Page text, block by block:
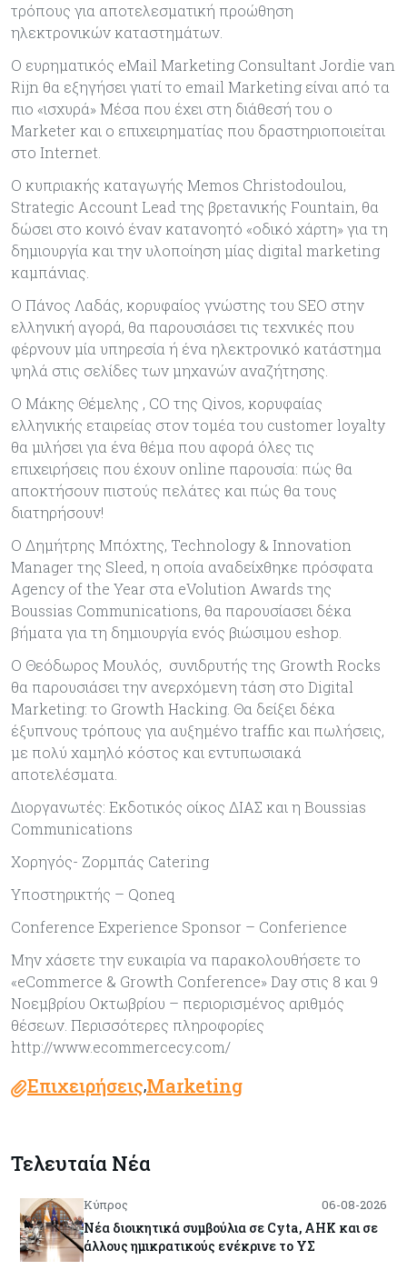
τρόπους για αποτελεσματική προώθηση
ηλεκτρονικών καταστημάτων.
Ο ευρηματικός eMail Marketing Consultant Jordie van
Rijn θα εξηγήσει γιατί το email Marketing είναι από τα
πιο «ισχυρά» Μέσα που έχει στη διάθεσή του ο
Marketer και ο επιχειρηματίας που δραστηριοποιείται
στο Internet.
Ο κυπριακής καταγωγής Memos Christodoulou,
Strategic Account Lead της βρετανικής Fountain, θα
δώσει στο κοινό έναν κατανοητό «οδικό χάρτη» για τη
δημιουργία και την υλοποίηση μίας digital marketing
καμπάνιας.
Ο Πάνος Λαδάς, κορυφαίος γνώστης του SEO στην
ελληνική αγορά, θα παρουσιάσει τις τεχνικές που
φέρνουν μία υπηρεσία ή ένα ηλεκτρονικό κατάστημα
ψηλά στις σελίδες των μηχανών αναζήτησης.
Ο Μάκης Θέμελης , CO της Qivos, κορυφαίας
ελληνικής εταιρείας στον τομέα του customer loyalty
θα μιλήσει για ένα θέμα που αφορά όλες τις
επιχειρήσεις που έχουν online παρουσία: πώς θα
αποκτήσουν πιστούς πελάτες και πώς θα τους
διατηρήσουν!
Ο Δημήτρης Μπόχτης, Technology & Innovation
Manager της Sleed, η οποία αναδείχθηκε πρόσφατα
Agency of the Year στα eVolution Awards της
Boussias Communications, θα παρουσίασει δέκα
βήματα για τη δημιουργία ενός βιώσιμου eshop.
Ο Θεόδωρος Μουλός, συνιδρυτής της Growth Rocks
θα παρουσιάσει την ανερχόμενη τάση στο Digital
Marketing: το Growth Hacking. Θα δείξει δέκα
έξυπνους τρόπους για αυξημένο traffic και πωλήσεις,
με πολύ χαμηλό κόστος και εντυπωσιακά
αποτελέσματα.
Διοργανωτές: Εκδοτικός οίκος ΔΙΑΣ και η Boussias
Communications
Χορηγός- Ζορμπάς Catering
Υποστηρικτής – Qoneq
Conference Experience Sponsor – Conferience
Μην χάσετε την ευκαιρία να παρακολουθήσετε το
«eCommerce & Growth Conference» Day στις 8 και 9
Νοεμβρίου Οκτωβρίου – περιορισμένος αριθμός
θέσεων. Περισσότερες πληροφορίες
http://www.ecommercecy.com/
Επιχειρήσεις,Marketing
Τελευταία Νέα
Κύπρος 06-08-2026
Νέα διοικητικά συμβούλια σε Cyta, AHK και σε
άλλους ημικρατικούς ενέκρινε το ΥΣ